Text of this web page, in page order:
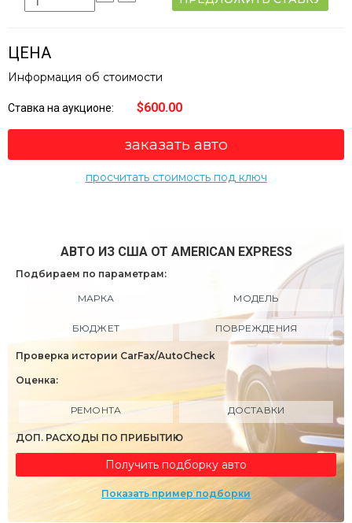
ЦЕНА
Информация об стоимости
Ставка на аукционе: $600.00
заказать авто
просчитать стоимость под ключ
АВТО ИЗ США ОТ AMERICAN EXPRESS
Подбираем по параметрам:
МАРКА МОДЕЛЬ
БЮДЖЕТ ПОВРЕЖДЕНИЯ
Проверка истории CarFax/AutoCheck
Оценка:
РЕМОНТА ДОСТАВКИ
ДОП. РАСХОДЫ ПО ПРИБЫТИЮ
Получить подборку авто
Показать пример подборки